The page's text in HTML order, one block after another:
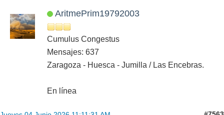
AritmePrim19792003
Cumulus Congestus
Mensajes: 637
Zaragoza - Huesca - Jumilla / Las Encebras.
En línea